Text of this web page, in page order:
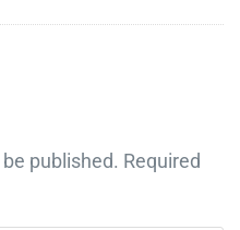
published. Required